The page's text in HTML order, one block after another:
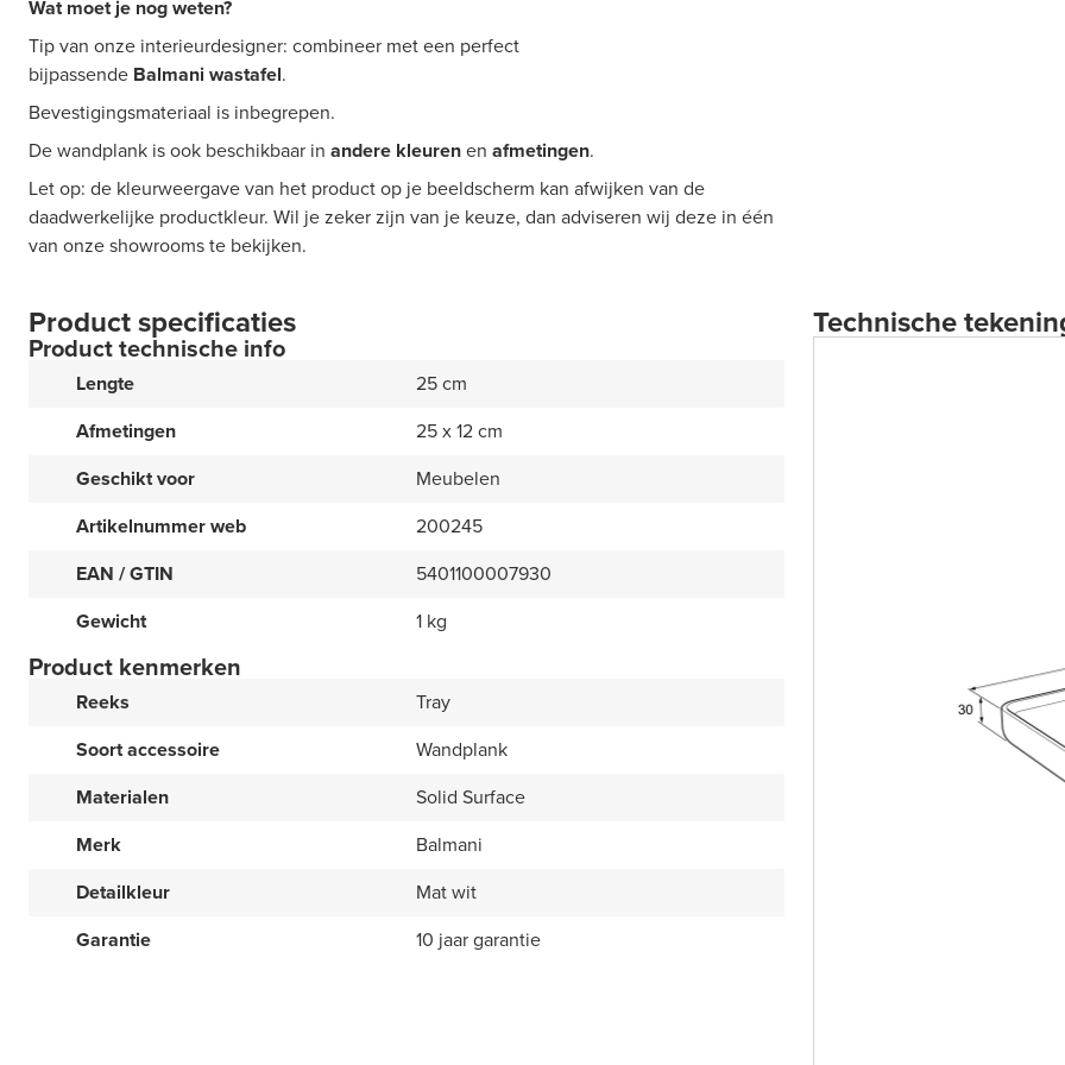
Wat moet je nog weten?
Tip van onze interieurdesigner: combineer met een perfect
bijpassende Balmani wastafel.
Bevestigingsmateriaal is inbegrepen.
De wandplank is ook beschikbaar in andere kleurenen afmetingen.
Let op: de kleurweergave van het product op je beeldscherm kan afwijken van de
daadwerkelijke productkleur. Wil je zeker zijn van je keuze, dan adviseren wij deze in één
van onze showrooms te bekijken.
Product specificaties
Product technische info
Lengte
25 cm
Afmetingen
25 x 12 cm
Geschikt voor
Meubelen
Artikelnummer web
200245
EAN / GTIN
5401100007930
Gewicht
1 kg
Product kenmerken
Reeks
Tray
Soort accessoire
Wandplank
Materialen
Solid Surface
Merk
Balmani
Detailkleur
Mat wit
Garantie
10 jaar garantie
Technische